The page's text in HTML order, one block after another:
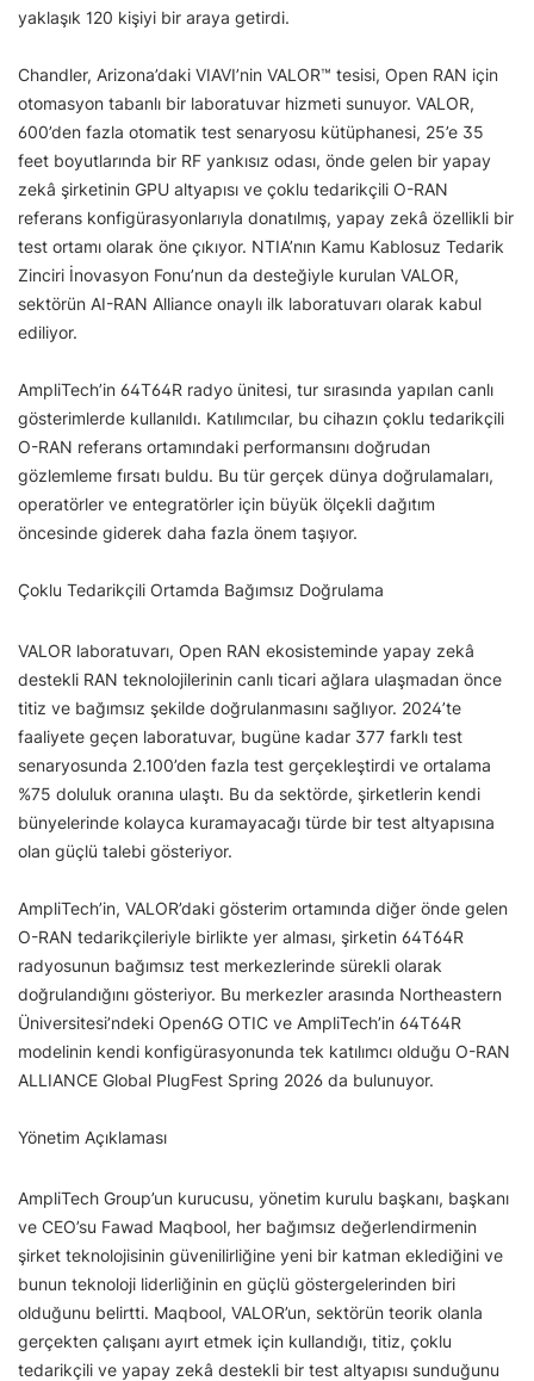
yaklaşık 120 kişiyi bir araya getirdi.
Chandler, Arizona’daki VIAVI’nin VALOR™ tesisi, Open RAN için
otomasyon tabanlı bir laboratuvar hizmeti sunuyor. VALOR,
600’den fazla otomatik test senaryosu kütüphanesi, 25’e 35
feet boyutlarında bir RF yankısız odası, önde gelen bir yapay
zekâ şirketinin GPU altyapısı ve çoklu tedarikçili O-RAN
referans konfigürasyonlarıyla donatılmış, yapay zekâ özellikli bir
test ortamı olarak öne çıkıyor. NTIA’nın Kamu Kablosuz Tedarik
Zinciri İnovasyon Fonu’nun da desteğiyle kurulan VALOR,
sektörün AI-RAN Alliance onaylı ilk laboratuvarı olarak kabul
ediliyor.
AmpliTech’in 64T64R radyo ünitesi, tur sırasında yapılan canlı
gösterimlerde kullanıldı. Katılımcılar, bu cihazın çoklu tedarikçili
O-RAN referans ortamındaki performansını doğrudan
gözlemleme fırsatı buldu. Bu tür gerçek dünya doğrulamaları,
operatörler ve entegratörler için büyük ölçekli dağıtım
öncesinde giderek daha fazla önem taşıyor.
Çoklu Tedarikçili Ortamda Bağımsız Doğrulama
VALOR laboratuvarı, Open RAN ekosisteminde yapay zekâ
destekli RAN teknolojilerinin canlı ticari ağlara ulaşmadan önce
titiz ve bağımsız şekilde doğrulanmasını sağlıyor. 2024’te
faaliyete geçen laboratuvar, bugüne kadar 377 farklı test
senaryosunda 2.100’den fazla test gerçekleştirdi ve ortalama
%75 doluluk oranına ulaştı. Bu da sektörde, şirketlerin kendi
bünyelerinde kolayca kuramayacağı türde bir test altyapısına
olan güçlü talebi gösteriyor.
AmpliTech’in, VALOR’daki gösterim ortamında diğer önde gelen
O-RAN tedarikçileriyle birlikte yer alması, şirketin 64T64R
radyosunun bağımsız test merkezlerinde sürekli olarak
doğrulandığını gösteriyor. Bu merkezler arasında Northeastern
Üniversitesi’ndeki Open6G OTIC ve AmpliTech’in 64T64R
modelinin kendi konfigürasyonunda tek katılımcı olduğu O-RAN
ALLIANCE Global PlugFest Spring 2026 da bulunuyor.
Yönetim Açıklaması
AmpliTech Group’un kurucusu, yönetim kurulu başkanı, başkanı
ve CEO’su Fawad Maqbool, her bağımsız değerlendirmenin
şirket teknolojisinin güvenilirliğine yeni bir katman eklediğini ve
bunun teknoloji liderliğinin en güçlü göstergelerinden biri
olduğunu belirtti. Maqbool, VALOR’un, sektörün teorik olanla
gerçekten çalışanı ayırt etmek için kullandığı, titiz, çoklu
tedarikçili ve yapay zekâ destekli bir test altyapısı sunduğunu